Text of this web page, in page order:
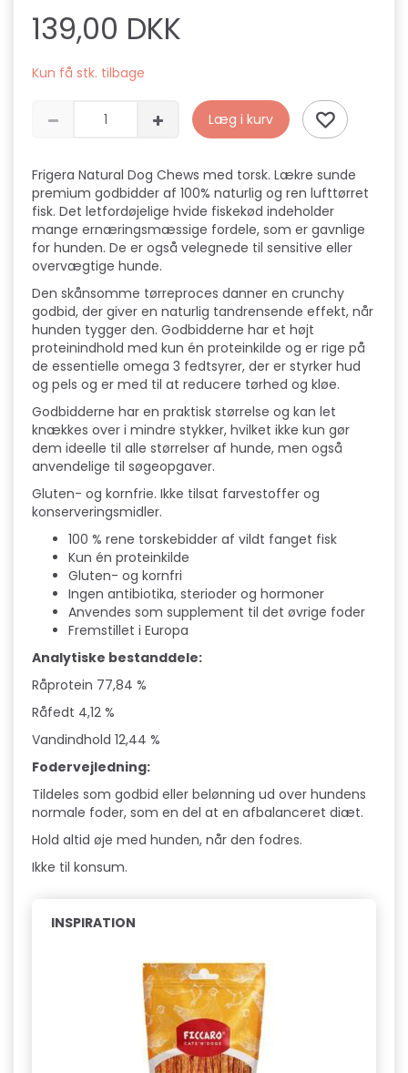
139,00 DKK
Kun få stk. tilbage
Læg i kurv
Frigera Natural Dog Chews med torsk. Lækre sunde
premium godbidder af 100% naturlig og ren lufttørret
fisk. Det letfordøjelige hvide fiskekød indeholder
mange ernæringsmæssige fordele, som er gavnlige
for hunden. De er også velegnede til sensitive eller
overvægtige hunde.
Den skånsomme tørreproces danner en crunchy
godbid, der giver en naturlig tandrensende effekt, når
hunden tygger den. Godbidderne har et højt
proteinindhold med kun én proteinkilde og er rige på
de essentielle omega 3 fedtsyrer, der er styrker hud
og pels og er med til at reducere tørhed og kløe.
Godbidderne har en praktisk størrelse og kan let
knækkes over i mindre stykker, hvilket ikke kun gør
dem ideelle til alle størrelser af hunde, men også
anvendelige til søgeopgaver.
Gluten- og kornfrie. Ikke tilsat farvestoffer og
konserveringsmidler.
100 % rene torskebidder af vildt fanget fisk
Kun én proteinkilde
Gluten- og kornfri
Ingen antibiotika, sterioder og hormoner
Anvendes som supplement til det øvrige foder
Fremstillet i Europa
Analytiske bestanddele:
Råprotein 77,84 %
Råfedt 4,12 %
Vandindhold 12,44 %
Fodervejledning:
Tildeles som godbid eller belønning ud over hundens
normale foder, som en del at en afbalanceret diæt.
Hold altid øje med hunden, når den fodres.
Ikke til konsum.
INSPIRATION